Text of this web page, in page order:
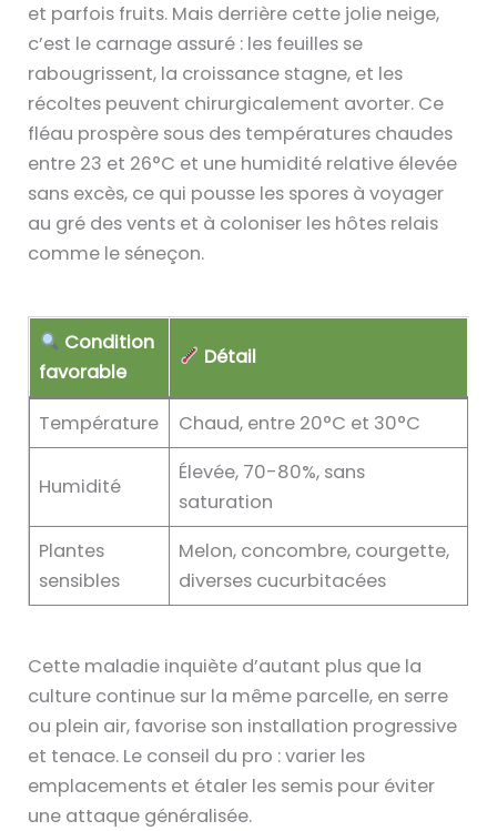
et parfois fruits. Mais derrière cette jolie neige,
c’est le carnage assuré : les feuilles se
rabougrissent, la croissance stagne, et les
récoltes peuvent chirurgicalement avorter. Ce
fléau prospère sous des températures chaudes
entre 23 et 26°C et une humidité relative élevée
sans excès, ce qui pousse les spores à voyager
au gré des vents et à coloniser les hôtes relais
comme le séneçon.
Condition
favorable
Détail
Température Chaud, entre 20°C et 30°C
Humidité
Élevée, 70-80%, sans
saturation
Plantes
sensibles
Melon, concombre, courgette,
diverses cucurbitacées
Cette maladie inquiète d’autant plus que la
culture continue sur la même parcelle, en serre
ou plein air, favorise son installation progressive
et tenace. Le conseil du pro : varier les
emplacements et étaler les semis pour éviter
une attaque généralisée.